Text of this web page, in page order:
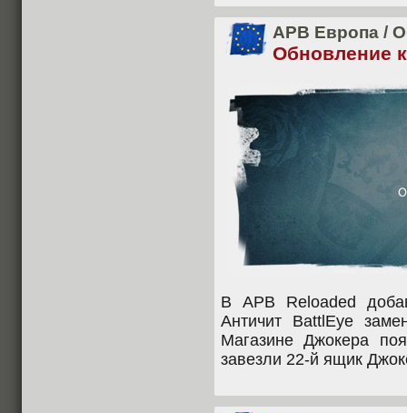
APB Европа /
Обновление
В APB Reloaded
Античит BattlEye
Магазине Джокера
завезли 22-й ящик